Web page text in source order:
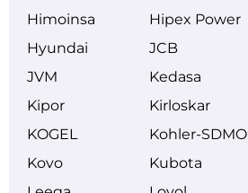
Himoinsa
Hipex Power
Hyundai
JCB
JVM
Kedasa
Kipor
Kirloskar
KOGEL
Kohler-SDMO
Kovo
Kubota